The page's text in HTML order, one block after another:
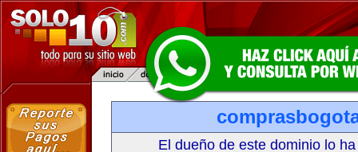
El dueño de este dominio lo